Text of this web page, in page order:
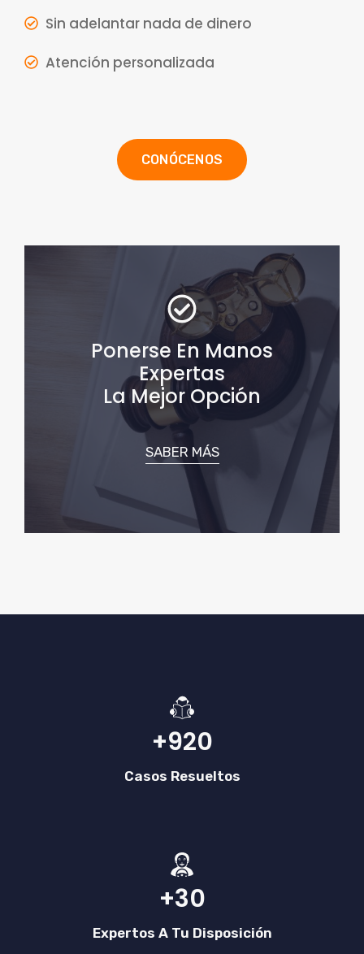
Sin adelantar nada de dinero
Atención personalizada
CONÓCENOS
Ponerse En Manos
Expertas
La Mejor Opción
SABER MÁS
+920
Casos Resueltos
+30
Expertos A Tu Disposición